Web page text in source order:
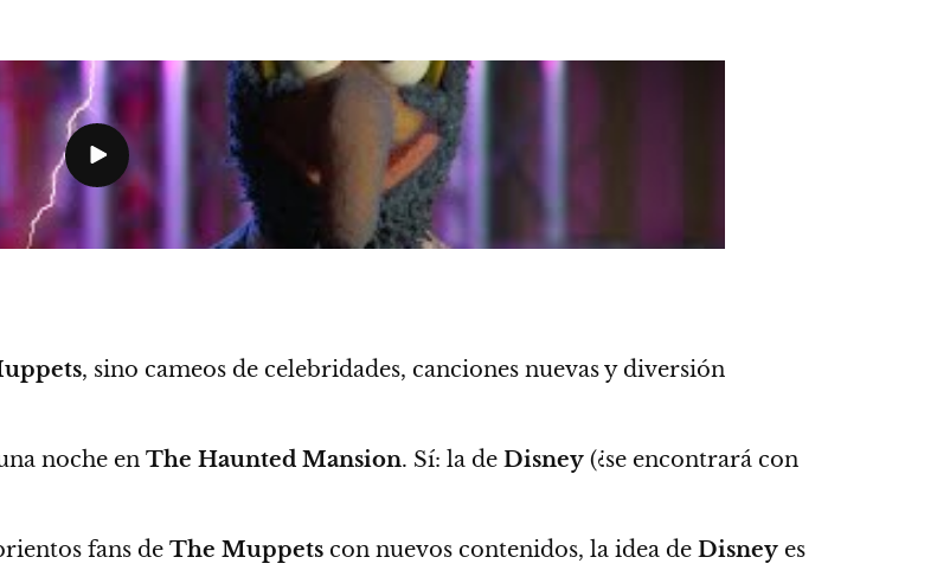
, sino cameos de celebridades, canciones nuevas y diversión
noche en The Haunted Mansion. Sí: la de Disney (¿se encontrará con
fans de The Muppets con nuevos contenidos, la idea de Disney es